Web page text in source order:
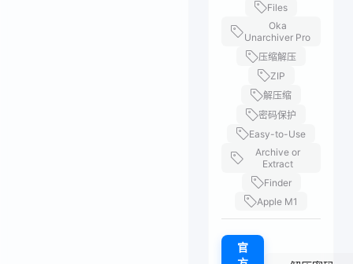
Files
Oka
Unarchiver Pro
压缩解压
ZIP
解压缩
密码保护
Easy-to-Use
Archive or
Extract
Finder
Apple M1
官